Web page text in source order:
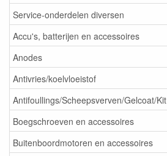
Service-onderdelen diversen
Accu's, batterijen en accessoires
Anodes
Antivries/koelvloeistof
Antifoullings/Scheepsverven/Gelcoat/Kit
Boegschroeven en accessoires
Buitenboordmotoren en accessoires